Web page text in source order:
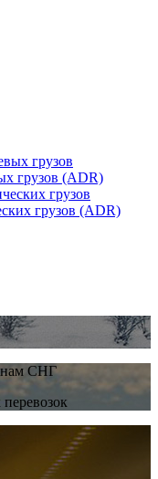
грузов
грузов (ADR)
грузов
грузов (ADR)
СНГ